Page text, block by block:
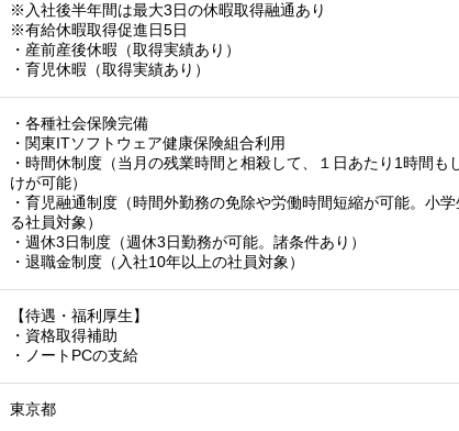
※入社後半年間は最大3日の休暇取得融通あり
※有給休暇取得促進日5日
・産前産後休暇（取得実績あり）
・育児休暇（取得実績あり）
・各種社会保険完備
・関東ITソフトウェア健康保険組合利用
・時間休制度（当月の残業時間と相殺して、１日あたり1時間も
けが可能）
・育児融通制度（時間外勤務の免除や労働時間短縮が可能。小
る社員対象）
・週休3日制度（週休3日勤務が可能。諸条件あり）
・退職金制度（入社10年以上の社員対象）
【待遇・福利厚生】
・資格取得補助
・ノートPCの支給
東京都